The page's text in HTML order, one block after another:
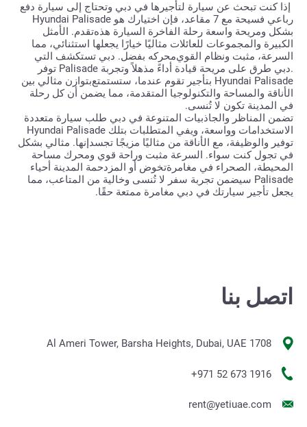
إذا كنت تبحث عن سيارة لتأجيرها في دبي وتحتاج إلى سيارة دفع
رباعي فسيحة مع مقاعد، فإن هو اختيارك
الأمثل .تقدمهذه السيارة الفاخرة رحلة واسعة ومريحة بشكل
استثنائي، مما يجعلها خيارًا مثاليًا للعائلات والمجموعات الكبيرة
التي تستكشف دبي .بفضل محركهالقوي ونظام مثبت السرعة،
توفر Palisade أداءً مذهلاً وتجربة قيادة مريحة على طرق دبي.
عندما تقوم بتأجير Hyundai Palisade ، ستستمتعبتوازن مثالي بين
الأناقة والمساحة والتكنولوجيا المتقدمة، مما يضمن أن كل رحلة
في المدينة تكون لا تُنسى.
تضمن المناظر والجاذبيات المتنوعة في دبي طلب سيارة متعددة
الاستخدامات وواسعة، ويفي بتلك المتطلبات
بشكل مثالي .إنهاتجسد مزيجًا مثاليًا من الأناقة والوظيفة، مع توفير
مساحة ومحرك قوي وراحة مثبت السرعة .سواء كنت تجول في
أحياء المدينة المزدحمة أو تخوضمغامرة في الصحراء المحيطة،
سيضمن Palisade تجربة سفر لا تُنسى وخالية من المتاعب، مما
يجعل تأجير سيارتك في دبي مغامرة ممتعة حقًا.
اتصل بنا
1708 Al Ameri Tower, Barsha Heights, Dubai, UAE
+971 52 673 1916
rent@yetiuae.com